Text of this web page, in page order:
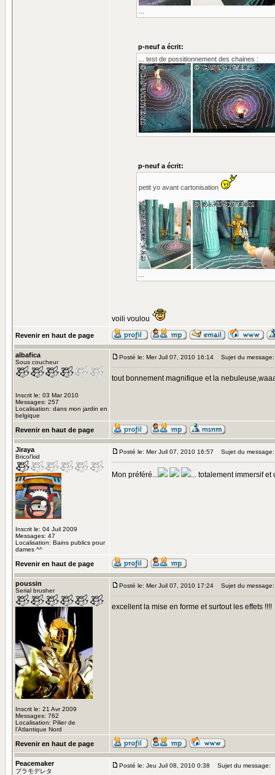
p-neuf a écrit:
... test de possitionnement des chaines :
p-neuf a écrit:
petit yo avant cartonisation
voili voulou
Revenir en haut de page
albafica
Sous coucheur
Inscrit le: 03 Mar 2010
Messages: 257
Localisation: dans mon jardin en
belgique
Posté le: Mer Juil 07, 2010 16:14 Sujet du message:
tout bonnement magnifique et la
Revenir en haut de page
Jiraya
Bricol'kid
Inscrit le: 04 Juil 2009
Messages: 47
Localisation: Bains publics pour
dames ^^
Posté le: Mer Juil 07, 2010 16:57 Sujet du message:
Mon préféré... ... totalement immersif
Revenir en haut de page
poussin
Serial brusher
Inscrit le: 21 Avr 2009
Messages: 762
Localisation: Pilier de
l'Atlantique Nord
Posté le: Mer Juil 07, 2010 17:24 Sujet du message:
excellent la mise en forme et surtout les effets !!!!
Revenir en haut de page
Peacemaker
プラモデレタ
Posté le: Jeu Juil 08, 2010 0:38 Sujet du message: